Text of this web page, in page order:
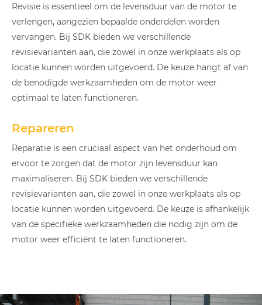
Revisie is essentieel om de levensduur van de motor te
verlengen, aangezien bepaalde onderdelen worden
vervangen. Bij SDK bieden we verschillende
revisievarianten aan, die zowel in onze werkplaats als op
locatie kunnen worden uitgevoerd. De keuze hangt af van
de benodigde werkzaamheden om de motor weer
optimaal te laten functioneren.
Repareren
Reparatie is een cruciaal aspect van het onderhoud om
ervoor te zorgen dat de motor zijn levensduur kan
maximaliseren. Bij SDK bieden we verschillende
revisievarianten aan, die zowel in onze werkplaats als op
locatie kunnen worden uitgevoerd. De keuze is afhankelijk
van de specifieke werkzaamheden die nodig zijn om de
motor weer efficiënt te laten functioneren.